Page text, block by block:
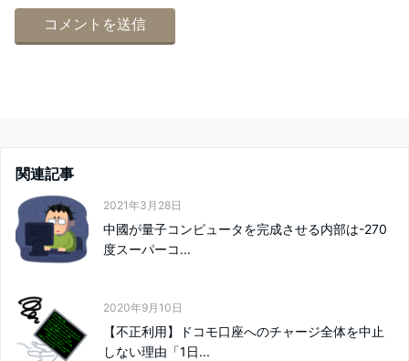
関連記事
2021年3月28日
中國が量子コンピュータを完成させる内部は-270
度スーパーコ...
2020年9月10日
【不正利用】ドコモ口座へのチャージ全体を中止
しない理由「1日...